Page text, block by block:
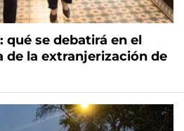
qué se debatirá en el
de la extranjerización de